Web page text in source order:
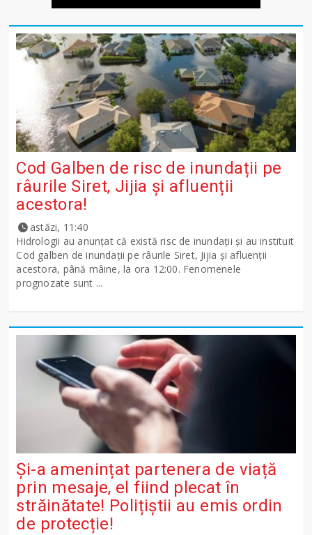
Cod Galben de risc de inundații pe
râurile Siret, Jijia și afluenții
acestora!
astăzi, 11:40
Hidrologii au anunțat că există risc de inundații și au instituit
Cod galben de inundații pe râurile Siret, Jijia și afluenții
acestora, până mâine, la ora 12:00. Fenomenele
prognozate sunt ...
Și-a amenințat partenera de viață
prin mesaje, el fiind plecat în
străinătate! Polițiștii au emis ordin
de protecție!